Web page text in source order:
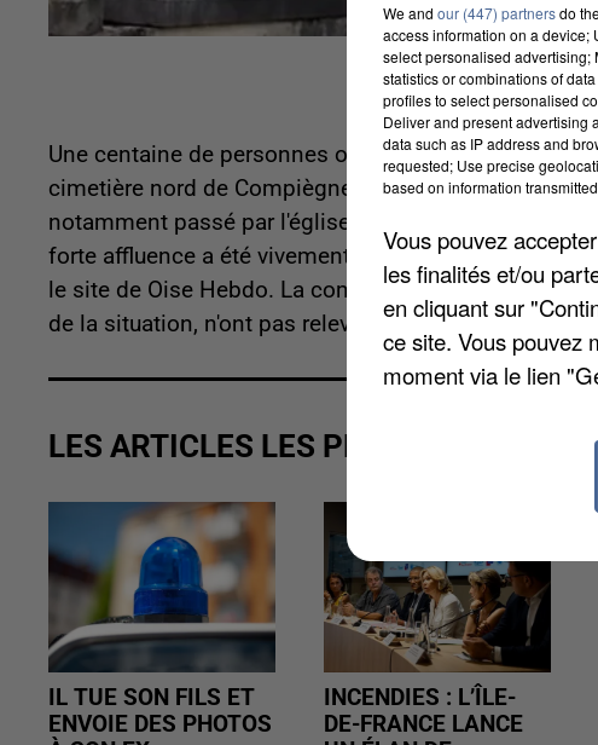
Une centaine de personnes ont procédé à
cimetière nord de Compiègne, relateLe Courrier
notamment passé par l'église du Meux. Le nombre
forte affluence a été vivement commentée sur les
le site de Oise Hebdo. La compagnie de
de la situation, n'ont pas relevé d'infraction.
LES ARTICLES LES PLUS VUS
IL TUE SON FILS ET
ENVOIE DES PHOTOS
INCENDIES : L’ÎLE-
DE-FRANCE LANCE
We and our (447) partnersdo
access information on a device;
select personalised advertising;
statistics or combinations of
profiles to select personalised
Deliver and present advertising
data such as IP address and
requested; Use precise
based on information
Vous pouvez
les finalités et/ou
en cliquant sur
ce site. Vous pouvez
moment via le lien